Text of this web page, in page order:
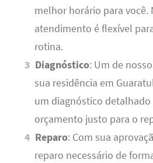
melhor horário para você.
atendimento é flexível
rotina.
Diagnóstico: Um de
sua residência em
um diagnóstico detalhado
orçamento justo para o
Reparo: Com sua
reparo necessário de